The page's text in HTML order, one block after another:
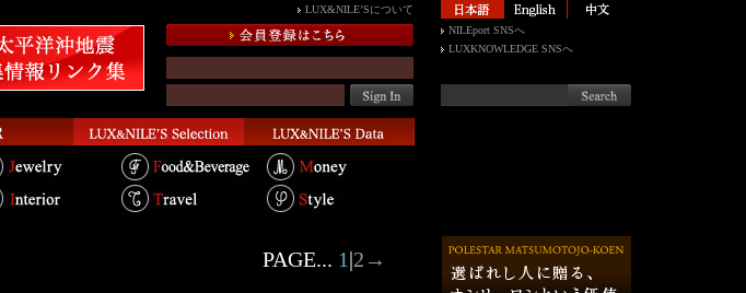
LUX&NILE’Sについて
NILEport SNSへ
LUXKNOWLEDGE SNSへ
PAGE... 1|2 →